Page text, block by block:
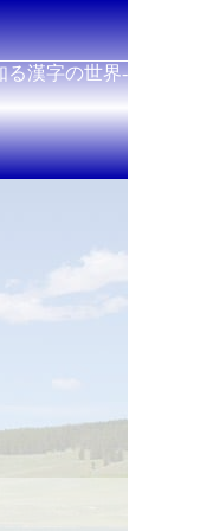
る漢字の世界-